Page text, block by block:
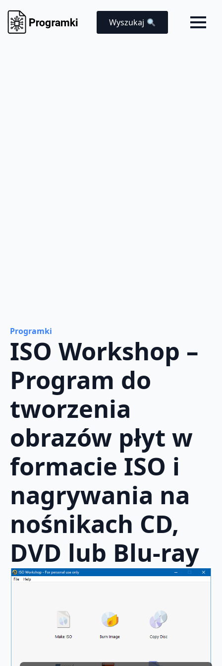
Wyszukaj
Programki
ISO Workshop –
Program do
tworzenia
obrazów płyt w
formacie ISO i
nagrywania na
nośnikach CD,
DVD lub Blu-ray